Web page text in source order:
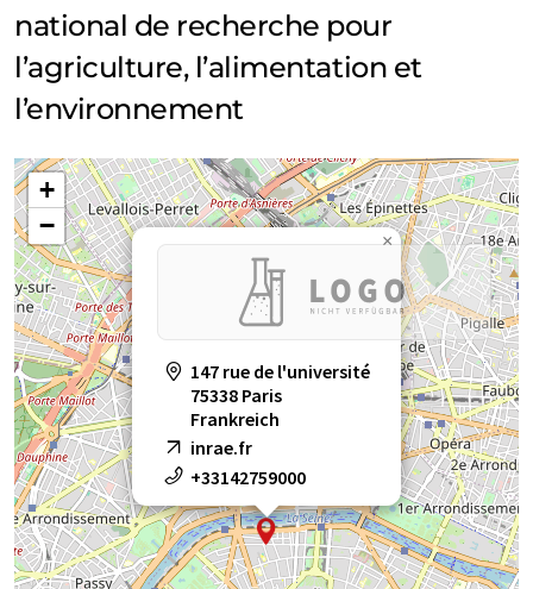
national de recherche pour
l’agriculture, l’alimentation et
l’environnement
147 rue de l'université
75338 Paris
Frankreich
inrae.fr
+33142759000
×
+
−